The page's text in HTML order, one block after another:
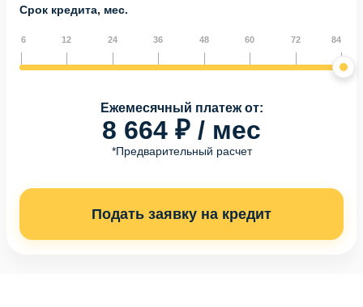
Срок кредита, мес.
6 12 24 36 48 60 72 84
Ежемесячный платеж от:
8 664 ₽ / мес
*Предварительный расчет
Подать заявку на кредит